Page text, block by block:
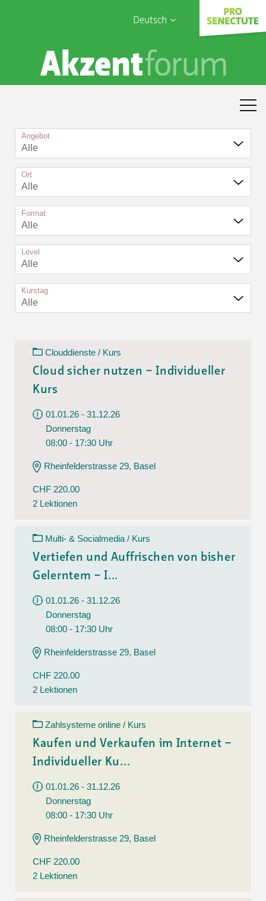
Deutsch
English
Français
Sophia Care
Angebot
Alle
Ort
Alle
Format
Alle
Level
Alle
Kurstag
Alle
Clouddienste / Kurs
Cloud sicher nutzen – Individueller
Kurs
01.01.26 - 31.12.26
Donnerstag
08:00 - 17:30 Uhr
Rheinfelderstrasse 29, Basel
CHF 220.00
2 Lektionen
Multi- & Socialmedia / Kurs
Vertiefen und Auffrischen von bisher
Gelerntem – I...
01.01.26 - 31.12.26
Donnerstag
08:00 - 17:30 Uhr
Rheinfelderstrasse 29, Basel
CHF 220.00
2 Lektionen
Zahlsysteme online / Kurs
Kaufen und Verkaufen im Internet –
Individueller Ku...
01.01.26 - 31.12.26
Donnerstag
08:00 - 17:30 Uhr
Rheinfelderstrasse 29, Basel
CHF 220.00
2 Lektionen